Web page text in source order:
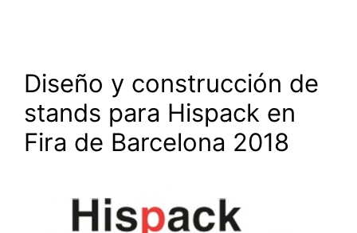
Diseño y construcción de
stands para Hispack en
Fira de Barcelona 2018